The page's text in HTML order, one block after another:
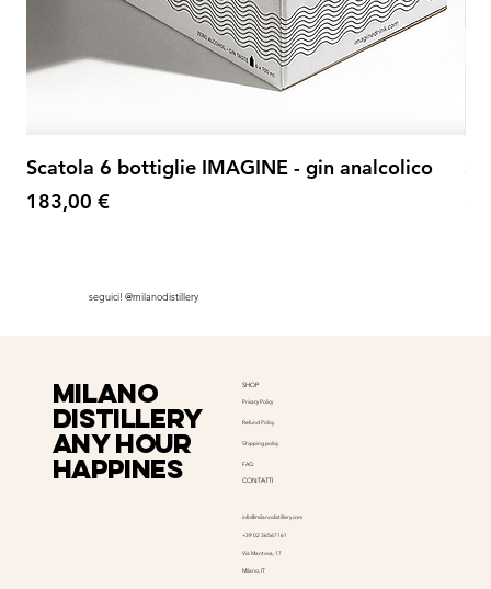
Scatola 6 bottiglie IMAGINE - gin analcolico
Prezzo
183,00 €
seguici! @milanodistillery
milano
distillery
Any hour
happines
SHOP
Privacy Policy
Refund Policy
Shipping policy
FAQ
CONTATTI
info@milanodistillery.com
+39 02 36567161
Via Mantova, 17
Milano, IT